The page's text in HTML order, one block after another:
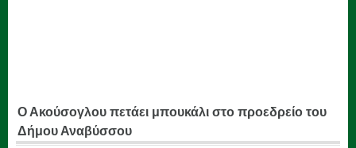
Ο Ακούσογλου πετάει μπουκάλι στο προεδρείο του
Δήμου Αναβύσσου